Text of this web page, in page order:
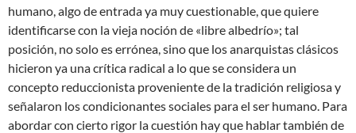
humano, algo de entrada ya muy cuestionable, que quiere
identificarse con la vieja noción de «libre albedrío»; tal
posición, no solo es errónea, sino que los anarquistas clásicos
hicieron ya una crítica radical a lo que se considera un
concepto reduccionista proveniente de la tradición religiosa y
señalaron los condicionantes sociales para el ser humano. Para
abordar con cierto rigor la cuestión hay que hablar también de